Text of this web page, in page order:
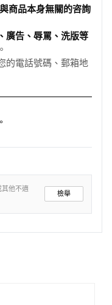
商品本身無關的咨詢
廣告、辱罵、洗版等
的電話號碼、郵箱地
其他不適
檢舉